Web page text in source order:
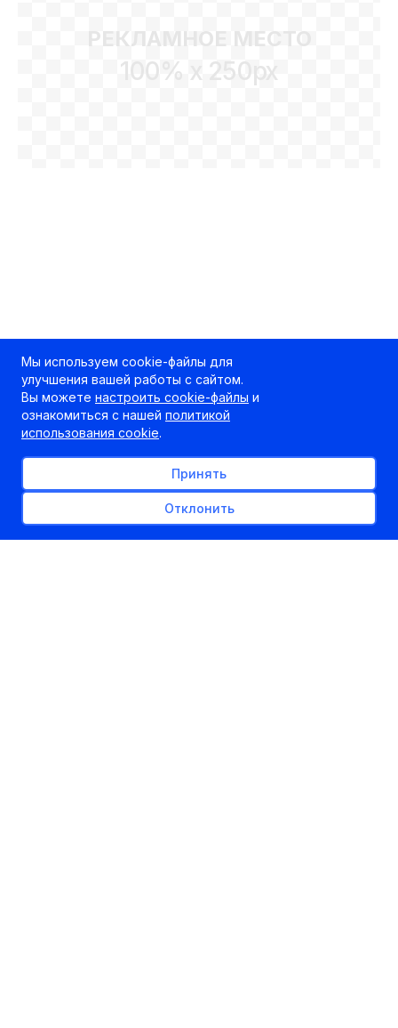
РЕКЛАМНОЕ МЕСТО
100% x 250px
Мы используем cookie-файлы для
улучшения вашей работы с сайтом.
Вы можете настроить cookie-файлы и
ознакомиться с нашей политикой
использования cookie.
Принять
Отклонить